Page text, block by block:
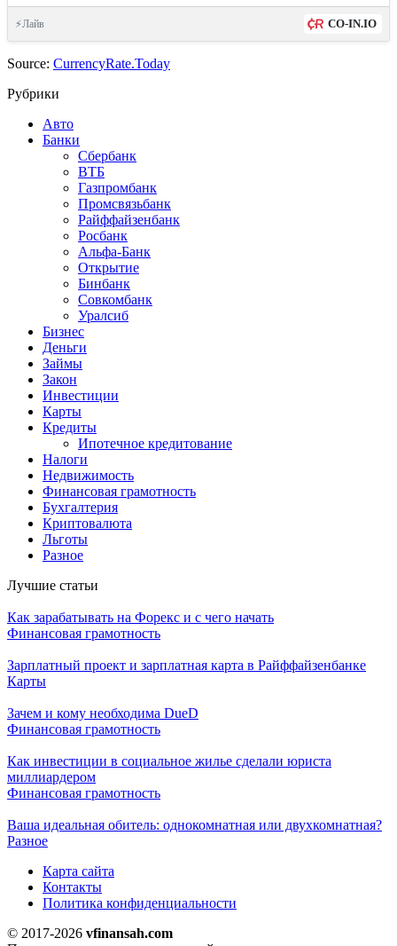
⚡Лайв CO-IN.IO
Source: CurrencyRate.Today
Рубрики
Авто
Банки
Сбербанк
ВТБ
Газпромбанк
Промсвязьбанк
Райффайзенбанк
Росбанк
Альфа-Банк
Открытие
Бинбанк
Совкомбанк
Уралсиб
Бизнес
Деньги
Займы
Закон
Инвестиции
Карты
Кредиты
Ипотечное кредитование
Налоги
Недвижимость
Финансовая грамотность
Бухгалтерия
Криптовалюта
Льготы
Разное
Лучшие статьи
Как зарабатывать на Форекс и с чего начать
Финансовая грамотность
Зарплатный проект и зарплатная карта в Райффайзенбанке
Карты
Зачем и кому необходима DueD
Финансовая грамотность
Как инвестиции в социальное жилье сделали юриста
миллиардером
Финансовая грамотность
Ваша идеальная обитель: однокомнатная или двухкомнатная?
Разное
Карта сайта
Контакты
Политика конфиденциальности
© 2017-2026 vfinansah.com